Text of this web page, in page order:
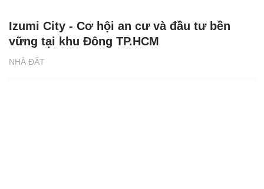
NHÀ ĐẤT
Izumi City - Cơ hội an cư và đầu tư bền
vững tại khu Đông TP.HCM